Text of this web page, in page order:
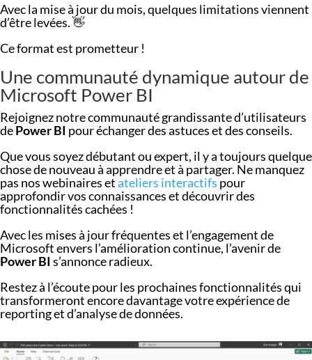
Avec la mise à jour du mois, quelques limitations viennent
d’être levées. 👋
Ce format est prometteur !
Une communauté dynamique autour de
Microsoft Power BI
Rejoignez notre communauté grandissante d’utilisateurs
dePower BI pour échanger des astuces et des conseils.
Que vous soyez débutant ou expert, il y a toujours quelque
chose de nouveau à apprendre et à partager. Ne manquez
pas nos webinaires etateliers interactifs pour
approfondir vos connaissances et découvrir des
fonctionnalités cachées !
Avec les mises à jour fréquentes et l’engagement de
Microsoft envers l’amélioration continue, l’avenir de
Power BI s’annonce radieux.
Restez à l’écoute pour les prochaines fonctionnalités qui
transformeront encore davantage votre expérience de
reporting et d’analyse de données.